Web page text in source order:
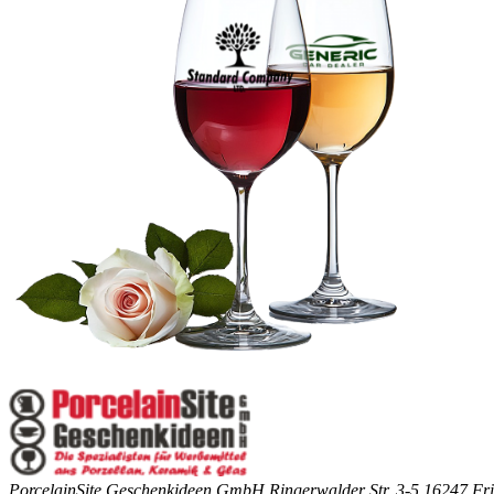
PorcelainSite Geschenkideen GmbH Ringerwalder Str. 3-5 16247